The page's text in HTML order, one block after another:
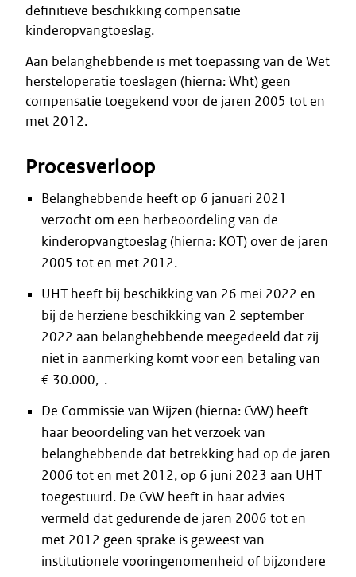
definitieve beschikking compensatie
kinderopvangtoeslag.
Aan belanghebbende is met toepassing van de Wet
hersteloperatie toeslagen (hierna: Wht) geen
compensatie toegekend voor de jaren 2005 tot en
met 2012.
Procesverloop
Belanghebbende heeft op 6 januari 2021
verzocht om een herbeoordeling van de
kinderopvangtoeslag (hierna: KOT) over de jaren
2005 tot en met 2012.
UHT heeft bij beschikking van 26 mei 2022 en
bij de herziene beschikking van 2 september
2022 aan belanghebbende meegedeeld dat zij
niet in aanmerking komt voor een betaling van
€ 30.000,-.
De Commissie van Wijzen (hierna: CvW) heeft
haar beoordeling van het verzoek van
belanghebbende dat betrekking had op de jaren
2006 tot en met 2012, op 6 juni 2023 aan UHT
toegestuurd. De CvW heeft in haar advies
vermeld dat gedurende de jaren 2006 tot en
met 2012 geen sprake is geweest van
institutionele vooringenomenheid of bijzondere